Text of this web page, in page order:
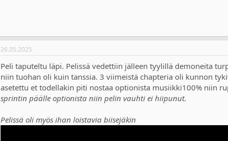
26.05.2025
Peli taputeltu läpi. Pelissä vedettiin jälleen tyylillä demoneita
niin tuohan oli kuin tanssia. 3 viimeistä chapteria oli kunnon
asetettu et todellakin piti nostaa optionista musiikki100% niin
sprintin päälle optionista niin pelin vauhti ei hiipunut.
Pelissä oli myös ihan loistavia biisejäkin